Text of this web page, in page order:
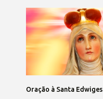
Oração à Santa